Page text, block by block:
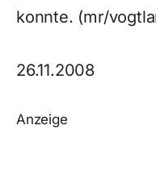
konnte. (mr/
26.11.2008
Anzeige